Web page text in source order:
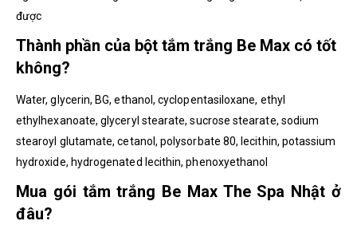
được
Thành phần của bột tắm trắng Be Max có tốt
không?
Water, glycerin, BG, ethanol, cyclopentasiloxane, ethyl
ethylhexanoate, glyceryl stearate, sucrose stearate, sodium
stearoyl glutamate, cetanol, polysorbate 80, lecithin, potassium
hydroxide, hydrogenated lecithin, phenoxyethanol
Mua gói tắm trắng Be Max The Spa Nhật ở
đâu?